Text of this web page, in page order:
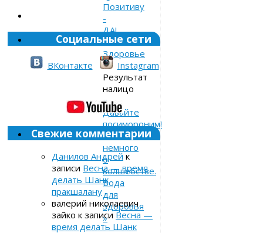
Позитиву
-
ДА!
»
Здоровье
»
Результат
налицо
«
Давайте
посимороним!
Или
немного
о
волшебстве.
Вода
для
здоровья
»
Социальные сети
ВКонтакте Instagram
Свежие комментарии
Данилов Андрей к
записи Весна — время
делать Шанк
пракшалану
валерий николаевич
зайко к записи Весна —
время делать Шанк